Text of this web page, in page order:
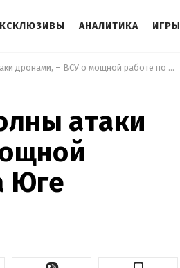
АНАЛИТИКА ИГРЫ
Ночью были две волны атаки дронами, – ВСУ о мощной работе по врагу на Юге
атаки
Юге